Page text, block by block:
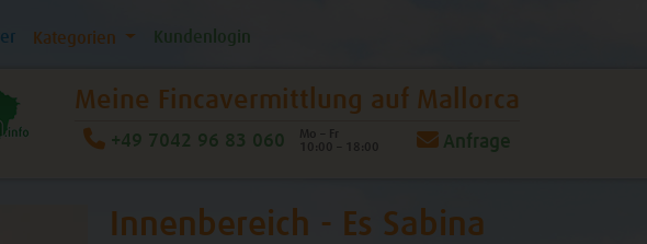
Kategorien Kundenlogin
Meine Fincavermittlung auf Mallorca
+49 7042 96 83 060
Mo – Fr
10:00 – 18:00
Anfrage
Innenbereich - Es Sabina